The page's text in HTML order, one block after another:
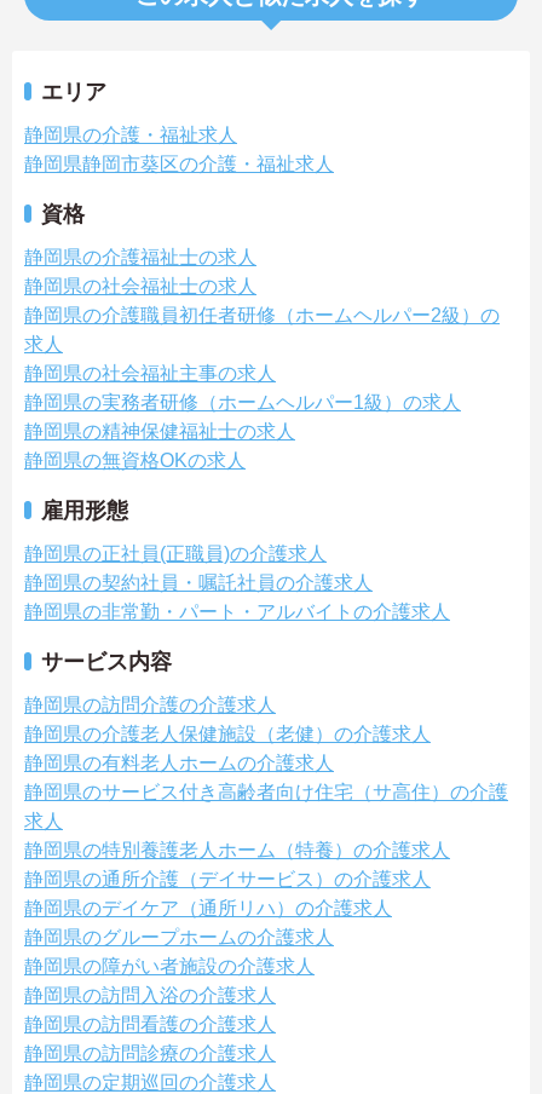
エリア
静岡県の介護・福祉求人
静岡県静岡市葵区の介護・福祉求人
資格
静岡県の介護福祉士の求人
静岡県の社会福祉士の求人
静岡県の介護職員初任者研修（ホームヘルパー2級）の
求人
静岡県の社会福祉主事の求人
静岡県の実務者研修（ホームヘルパー1級）の求人
静岡県の精神保健福祉士の求人
静岡県の無資格OKの求人
雇用形態
静岡県の正社員(正職員)の介護求人
静岡県の契約社員・嘱託社員の介護求人
静岡県の非常勤・パート・アルバイトの介護求人
サービス内容
静岡県の訪問介護の介護求人
静岡県の介護老人保健施設（老健）の介護求人
静岡県の有料老人ホームの介護求人
静岡県のサービス付き高齢者向け住宅（サ高住）の介護
求人
静岡県の特別養護老人ホーム（特養）の介護求人
静岡県の通所介護（デイサービス）の介護求人
静岡県のデイケア（通所リハ）の介護求人
静岡県のグループホームの介護求人
静岡県の障がい者施設の介護求人
静岡県の訪問入浴の介護求人
静岡県の訪問看護の介護求人
静岡県の訪問診療の介護求人
静岡県の定期巡回の介護求人